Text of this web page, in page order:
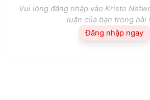
Vui lòng đăng nhập vào Kristo
luận của bạn trong bài
Đăng nhập ngay